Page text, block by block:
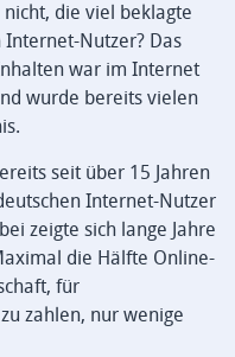
die viel beklagte
Nutzer? Das
war im Internet
wurde bereits vielen
seit über 15 Jahren
Internet-Nutzer
zeigte sich lange Jahre
die Hälfte Online-
für
zahlen, nur wenige